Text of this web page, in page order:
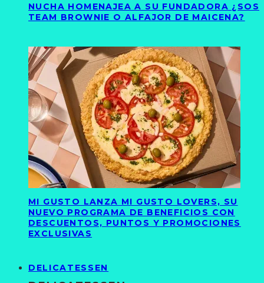
NUCHA HOMENAJEA A SU FUNDADORA ¿SOS
TEAM BROWNIE O ALFAJOR DE MAICENA?
MI GUSTO LANZA MI GUSTO LOVERS, SU
NUEVO PROGRAMA DE BENEFICIOS CON
DESCUENTOS, PUNTOS Y PROMOCIONES
EXCLUSIVAS
DELICATESSEN